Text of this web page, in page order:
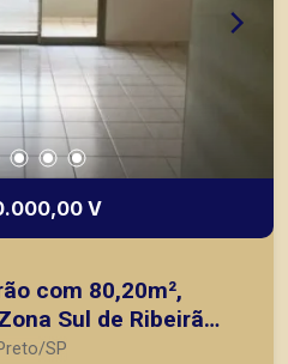
V
com 80,20m²,
Sul de Ribeirão
SP